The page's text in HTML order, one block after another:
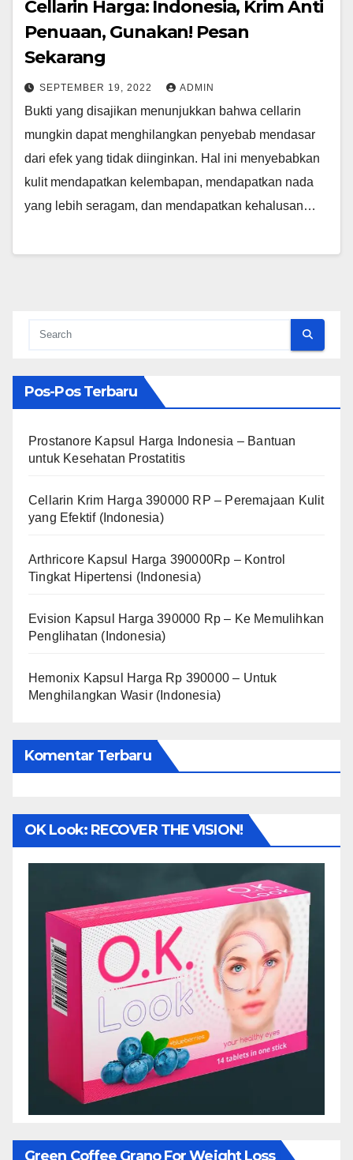
Cellarin Harga: Indonesia, Krim Anti
Penuaan, Gunakan! Pesan
Sekarang
SEPTEMBER 19, 2022 ADMIN
Bukti yang disajikan menunjukkan bahwa cellarin
mungkin dapat menghilangkan penyebab mendasar
dari efek yang tidak diinginkan. Hal ini menyebabkan
kulit mendapatkan kelembapan, mendapatkan nada
yang lebih seragam, dan mendapatkan kehalusan…
Pos-Pos Terbaru
Prostanore Kapsul Harga Indonesia – Bantuan
untuk Kesehatan Prostatitis
Cellarin Krim Harga 390000 RP – Peremajaan Kulit
yang Efektif (Indonesia)
Arthricore Kapsul Harga 390000Rp – Kontrol
Tingkat Hipertensi (Indonesia)
Evision Kapsul Harga 390000 Rp – Ke Memulihkan
Penglihatan (Indonesia)
Hemonix Kapsul Harga Rp 390000 – Untuk
Menghilangkan Wasir (Indonesia)
Komentar Terbaru
OK Look: RECOVER THE VISION!
Green Coffee Grano For Weight Loss